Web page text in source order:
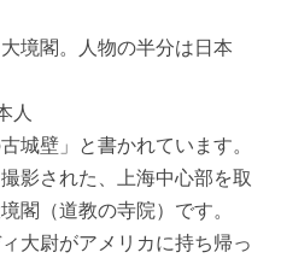
境閣。人物の半分は日本
人
城壁」と書かれています。
影された、上海中心部を取
閣（道教の寺院）です。
大尉がアメリカに持ち帰っ